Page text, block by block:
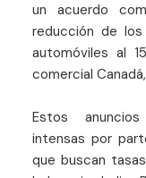
un acuerdo
reducción de
automóviles al
comercial
Estos
intensas por
que buscan